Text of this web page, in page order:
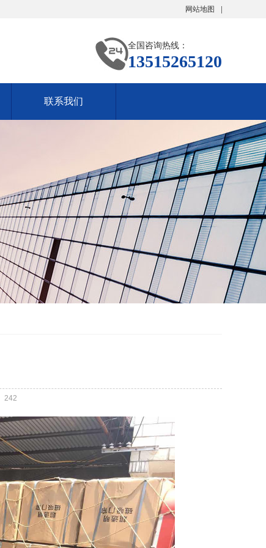
网站地图
全国咨询热线：
13515265120
联系我们
242